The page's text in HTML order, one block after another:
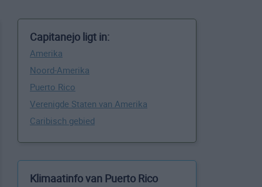
Capitanejo ligt in:
Amerika
Noord-Amerika
Puerto Rico
Verenigde Staten van Amerika
Caribisch gebied
Klimaatinfo van Puerto Rico